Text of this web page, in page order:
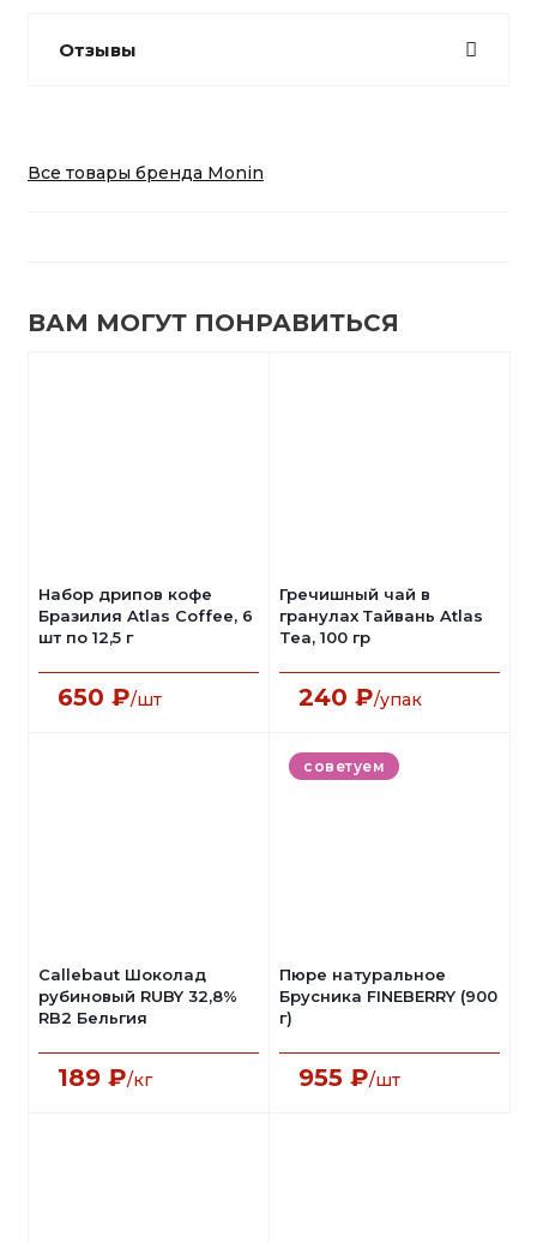
Отзывы
Все товары бренда Monin
ВАМ МОГУТ ПОНРАВИТЬСЯ
Набор дрипов кофе
Бразилия Atlas Coffee, 6
шт по 12,5 г
650 ₽/шт
Гречишный чай в
гранулах Тайвань Atlas
Tea, 100 гр
240 ₽/упак
Callebaut Шоколад
рубиновый RUBY 32,8%
RB2 Бельгия
189 ₽/кг
советуем
Пюре натуральное
Брусника FINEBERRY (900
г)
955 ₽/шт